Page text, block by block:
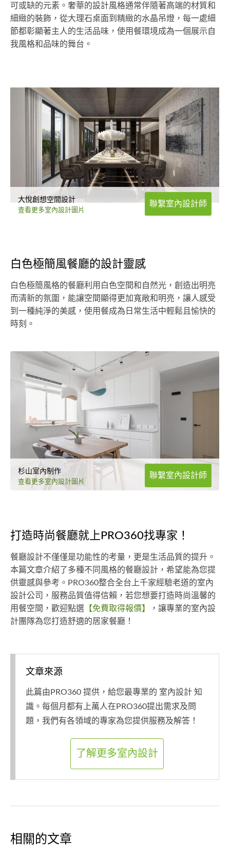
可或缺的元素。奢華的設計風格通常伴隨著高端的材質和
細緻的裝飾，從大理石桌面到精緻的水晶吊燈，每一處細
節都彰顯著主人的生活品味，使用餐環境成為一個展示自
我風格和品味的舞台。
大悅創想空間設計
查看更多室內設計圖片
聯繫室內設計師
白色極簡風餐廳的設計靈感
白色極簡風格的餐廳利用白色空間和自然光，創造出明亮
而清新的氛圍，能讓空間顯得更加寬敞和明亮，讓人感受
到一種純淨的美感，使用餐成為日常生活中輕鬆且愉快的
時刻。
杉山室內制作
查看更多室內設計圖片
聯繫室內設計師
打造時尚餐廳就上PRO360找專家！
餐廳設計不僅僅是功能性的考量，更是生活品質的提升。
本篇文章介紹了多種不同風格的餐廳設計，希望能為您提
供靈感與參考。PRO360整合全台上千家經驗老道的室內
設計公司，服務品質值得信賴，若您想要打造時尚溫馨的
用餐空間，歡迎點選 【免費取得報價】
，讓專業的室內設
計團隊為您打造舒適的居家餐廳！
文章來源
此篇由PRO360 提供，給您最專業的 室內設計 知
識。每個月都有上萬人在PRO360提出需求及問
題，我們有各領域的專家為您提供服務及解答！
了解更多室內設計
相關的文章